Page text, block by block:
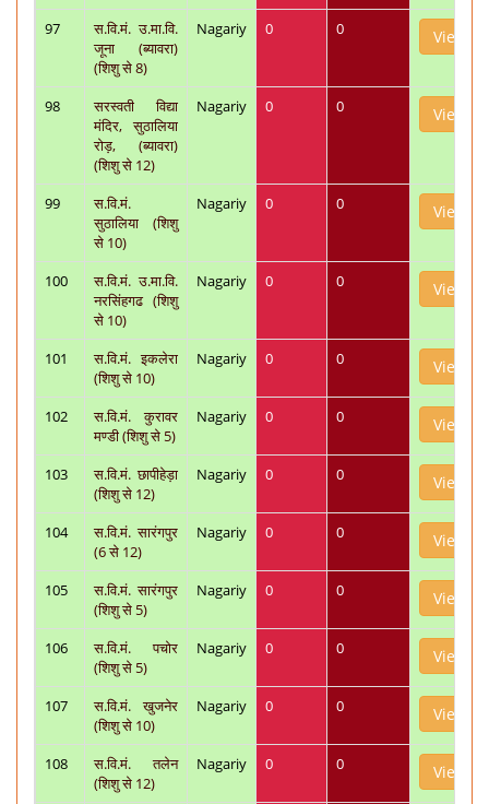
97
स.वि.मं. उ.मा.वि.
जूना (ब्यावरा)
(शिशु से 8)
Nagariy 0 0 View
98
सरस्वती विद्या
मंदिर, सुठालिया
रोड़, (ब्यावरा)
(शिशु से 12)
Nagariy 0 0 View
99
स.वि.मं.
सुठालिया (शिशु
से 10)
Nagariy 0 0 View
100
स.वि.मं. उ.मा.वि.
नरसिंहगढ (शिशु
से 10)
Nagariy 0 0 View
101
स.वि.मं. इकलेरा
(शिशु से 10)
Nagariy 0 0 View
102
स.वि.मं. कुरावर
मण्डी (शिशु से 5)
Nagariy 0 0 View
103
स.वि.मं. छापीहेड़ा
(शिशु से 12)
Nagariy 0 0 View
104
स.वि.मं. सारंगपुर
(6 से 12)
Nagariy 0 0 View
105
स.वि.मं. सारंगपुर
(शिशु से 5)
Nagariy 0 0 View
106
स.वि.मं. पचोर
(शिशु से 5)
Nagariy 0 0 View
107
स.वि.मं. खुजनेर
(शिशु से 10)
Nagariy 0 0 View
108
स.वि.मं. तलेन
(शिशु से 12)
Nagariy 0 0 View